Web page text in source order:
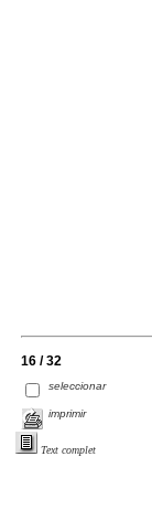
16 / 32
seleccionar
imprimir
Text complet